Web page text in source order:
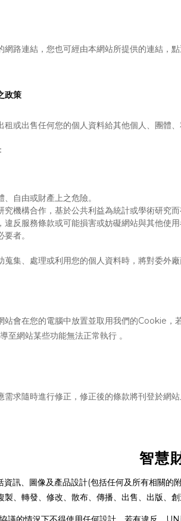
網路連結，您也可經由本網站所提供的連結，
政策
或出售任何您的個人資料給其他個人、團體
自由或財產上之危險。
究機構合作，基於公共利益為統計或學術研究
違反服務條款或可能損害或妨礙網站與其他使
者。
蒐集、處理或利用您的個人資料時，將對委外廠
站會在您的電腦中放置並取用我們的Cookie ，
至網站某些功能無法正常執行 。
求隨時進行修正，修正後的條款將刊登於網站
智慧
資訊、圖像及產品設計(包括任何及所有相關的
、轉發、修改、散布、傳播、出售、出版、